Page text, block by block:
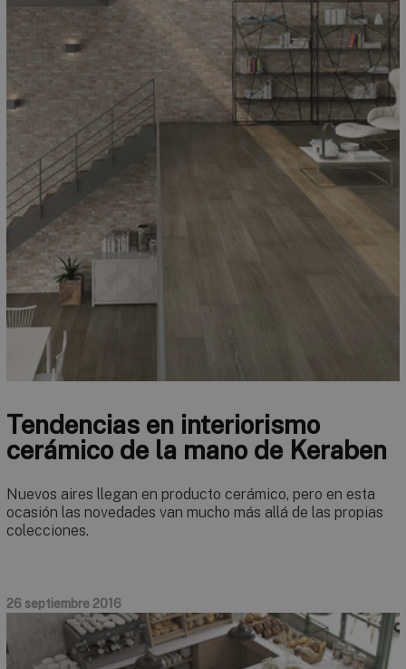
Tendencias en interiorismo
cerámico de la mano de Keraben
Nuevos aires llegan en producto cerámico, pero en esta
ocasión las novedades van mucho más allá de las propias
colecciones.
26 septiembre 2016